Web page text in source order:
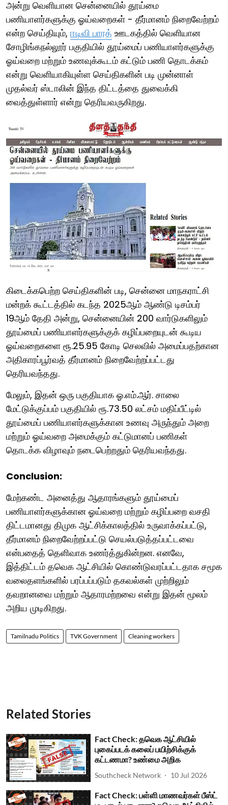
அன்று வெளியான சென்னையில் தூய்மை
பணியாளர்களுக்கு ஓய்வறைகள் - தீர்மானம் நிறைவேற்றம்
என்ற செய்தியும், ஈடிவி பாரத் ஊடகத்தில் வெளியான
சோழிங்கநல்லூர் பகுதியில் தூய்மைப் பணியாளர்களுக்கு
ஓய்வறை மற்றும் உணவுக்கூடம் கட்டும் பணி தொடக்கம்
என்று வெளியாகியுள்ள செய்திகளின் படி முன்னாள்
முதல்வர் ஸ்டாலின் இந்த திட்டத்தை துவைக்கி
வைத்துள்ளார் என்று தெரியவருகிறது.
கிடைக்கபெற்ற செய்திகளின் படி, சென்னை மாநகராட்சி
மன்றக் கூட்டத்தில் கடந்த 2025ஆம் ஆண்டு டிசம்பர்
19ஆம் தேதி அன்று, சென்னையின் 200 வார்டுகளிலும்
தூய்மைப் பணியாளர்களுக்குக் கழிப்பறையுடன் கூடிய
ஓய்வறைகளை ரூ.25.95 கோடி செலவில் அமைப்பதற்கான
அதிகாரப்பூர்வத் தீர்மானம் நிறைவேற்றப்பட்டது
தெரியவந்தது.
மேலும், இதன் ஒரு பகுதியாக ஓ.எம்.ஆர். சாலை
மேட்டுக்குப்பம் பகுதியில் ரூ.73.50 லட்சம் மதிப்பீட்டில்
தூய்மைப் பணியாளர்களுக்கான உணவு அருந்தும் அறை
மற்றும் ஓய்வறை அமைக்கும் கட்டுமானப் பணிகள்
தொடக்க விழாவும் நடைபெற்றதும் தெரியவந்தது.
Conclusion:
மேற்கண்ட அனைத்து ஆதாரங்களும் தூய்மைப்
பணியாளர்களுக்கான ஓய்வறை மற்றும் கழிப்பறை வசதி
திட்டமானது திமுக ஆட்சிக்காலத்தில் உருவாக்கப்பட்டு,
தீர்மானம் நிறைவேற்றப்பட்டு செயல்படுத்தப்பட்டவை
என்பதைத் தெளிவாக உணர்த்துகின்றன. எனவே,
இத்திட்டம் தவெக ஆட்சியில் கொண்டுவரப்பட்டதாக சமூக
வலைதளங்களில் பரப்பப்படும் தகவல்கள் முற்றிலும்
தவறானவை மற்றும் ஆதாரமற்றவை என்று இதன் மூலம்
அறிய முடிகிறது.
Tamilnadu Politics TVK Government Cleaning workers
Related Stories
Fact Check: தவெக ஆட்சியில்
புகைப்படக் கலைப் பயிற்சிக்குக்
கட்டணமா? உண்மை அறிக
Southcheck Network 10 Jul 2026
Fact Check: பள்ளி மாணவர்கள் பீஸ்ட்